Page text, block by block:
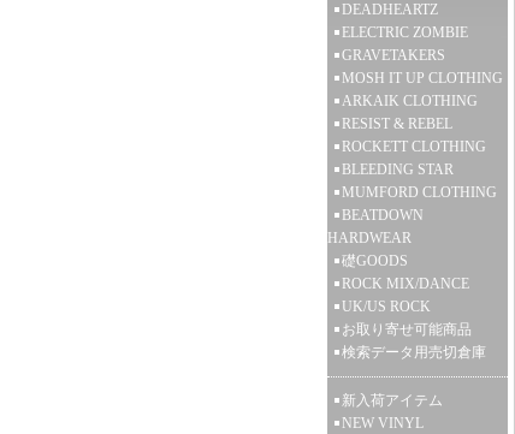
DEADHEARTZ
ELECTRIC ZOMBIE
GRAVETAKERS
MOSH IT UP CLOTHING
ARKAIK CLOTHING
RESIST & REBEL
ROCKETT CLOTHING
BLEEDING STAR
MUMFORD CLOTHING
BEATDOWN
HARDWEAR
礎GOODS
ROCK MIX/DANCE
UK/US ROCK
お取り寄せ可能商品
検索データ用売切倉庫
新入荷アイテム
NEW VINYL